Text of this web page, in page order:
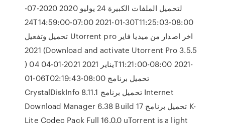
لتحميل الملفات الكبيرة 24 يوليو 2020 2020-07-
24T14:59:00-07:00 2021-01-30T11:25:03-08:00
تحميل وتفعيل Utorrent pro اخر اصدار من ميديا فاير
2021 (Download and activate Utorrent Pro 3.5.5
) 04 يناير 2021 2021-01-04T11:21:00-08:00 2021-
01-06T02:19:43-08:00 تحميل برنامج
CrystalDiskInfo 8.11.1 تحميل برنامج Internet
Download Manager 6.38 Build 17 تحميل برنامج K-
Lite Codec Pack Full 16.0.0 uTorrent is a light